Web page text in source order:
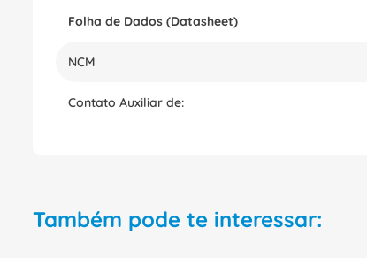
Folha de Dados (Datasheet)
NCM
Contato Auxiliar de:
Também pode te interessar: